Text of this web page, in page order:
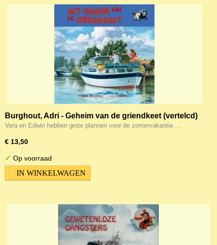
Burghout, Adri - Geheim van de griendkeet (vertelcd)
Vera en Edwin hebben grote plannen voor de zomervakantie.…
€ 13,50
✓ Op voorraad
IN WINKELWAGEN